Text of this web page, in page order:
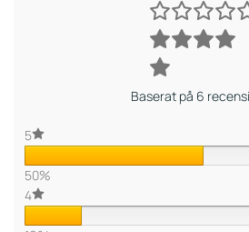
Baserat på 6
5
50%
4